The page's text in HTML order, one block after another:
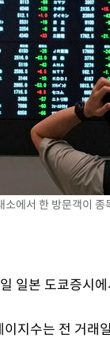
식 매달리지 말고 과
인바운드·남쪽 아
폭염경보로 하향
4개 면 특별재난지역
계급 임용…희망지
많은 비[내일날씨]
메모리 수요 선제
투란VC 입단
축구 '5승 2무'
마감
후 첫 40도
前교정본부장 기소
에 수사 재개"
' 된 축구협회
에서 한 방문객이
일본 도쿄증시
지수는 전 거